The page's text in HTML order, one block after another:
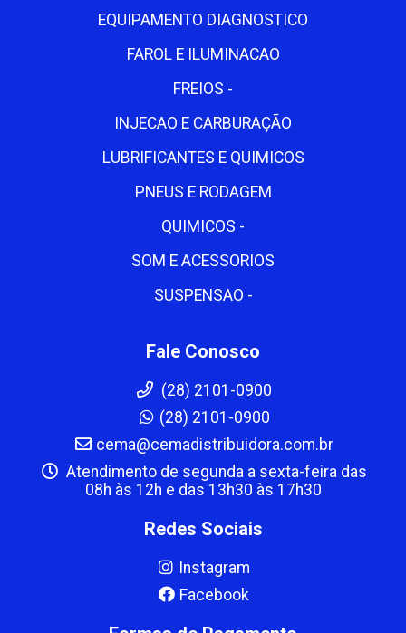
EQUIPAMENTO DIAGNOSTICO
FAROL E ILUMINACAO
FREIOS -
INJECAO E CARBURAÇÃO
LUBRIFICANTES E QUIMICOS
PNEUS E RODAGEM
QUIMICOS -
SOM E ACESSORIOS
SUSPENSAO -
Fale Conosco
(28) 2101-0900
(28) 2101-0900
cema@cemadistribuidora.com.br
Atendimento de segunda a sexta-feira das
08h às 12h e das 13h30 às 17h30
Redes Sociais
Instagram
Facebook